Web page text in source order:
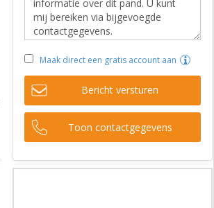
Maak direct een gratis account aan
Bericht versturen
Toon contactgegevens